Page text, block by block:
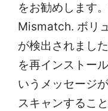
をお勧めします
Mismatch. ボリ
が検出されまし
を再インストー
いうメッセージ
スキャンするこ